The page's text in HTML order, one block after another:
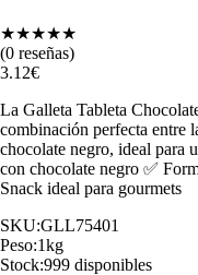
★★★★★
(0 reseñas)
3.12€
La Galleta Tableta
combinación perfecta entre
chocolate negro, ideal para
con chocolate negro ✅
Snack ideal para gourmets
SKU:GLL75401
Peso:1kg
Stock:999 disponibles